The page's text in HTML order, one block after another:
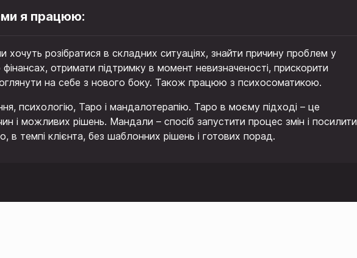
я працюю:
розібратися в складних ситуаціях, знайти причину проблем у
отримати підтримку в момент невизначеності, прискорити
на себе з нового боку. Також працюю з психосоматикою.
психологію, Таро і мандалотерапію. Таро в моєму підході – це
і можливих рішень. Мандали – спосіб запустити процес змін і посилити
темпі клієнта, без шаблонних рішень і готових порад.